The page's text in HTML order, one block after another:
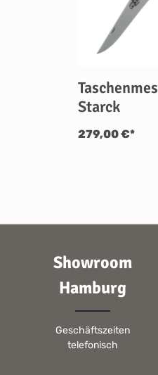
Starck
279,00 €*
Showroom
Hamburg
Geschäftszeiten
telefonisch